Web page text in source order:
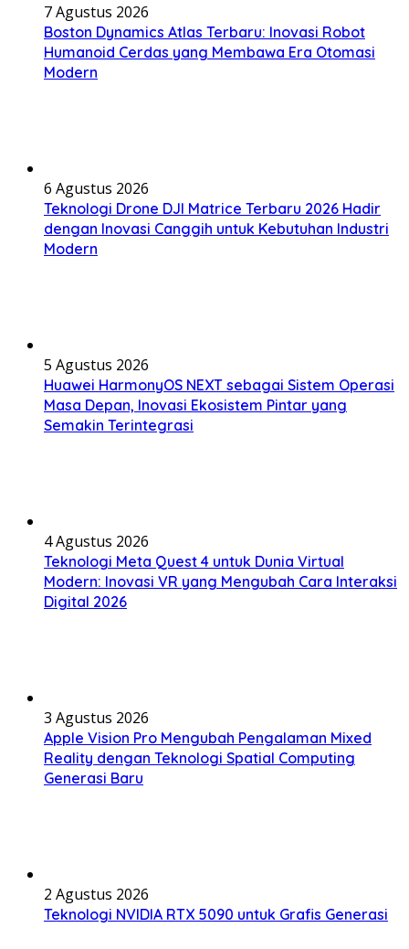
7 Agustus 2026
Boston Dynamics Atlas Terbaru: Inovasi Robot
Humanoid Cerdas yang Membawa Era Otomasi
Modern
6 Agustus 2026
Teknologi Drone DJI Matrice Terbaru 2026 Hadir
dengan Inovasi Canggih untuk Kebutuhan Industri
Modern
5 Agustus 2026
Huawei HarmonyOS NEXT sebagai Sistem Operasi
Masa Depan, Inovasi Ekosistem Pintar yang
Semakin Terintegrasi
4 Agustus 2026
Teknologi Meta Quest 4 untuk Dunia Virtual
Modern: Inovasi VR yang Mengubah Cara Interaksi
Digital 2026
3 Agustus 2026
Apple Vision Pro Mengubah Pengalaman Mixed
Reality dengan Teknologi Spatial Computing
Generasi Baru
2 Agustus 2026
Teknologi NVIDIA RTX 5090 untuk Grafis Generasi